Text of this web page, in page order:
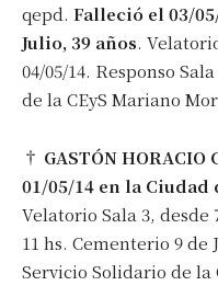
qepd. Falleció el 03/
Julio, 39 años.
04/05/14. Responso
de la CEyS Mariano
† GASTÓN HORACIO
01/05/14 en la Ciudad
Velatorio Sala 3, desde
11 hs. Cementerio 9 de
Servicio Solidario de la